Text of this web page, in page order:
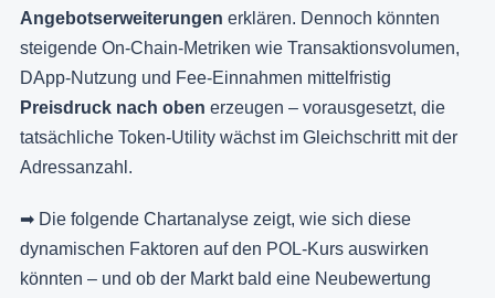
Angebotserweiterungen erklären. Dennoch könnten
steigende On-Chain-Metriken wie Transaktionsvolumen,
DApp-Nutzung und Fee-Einnahmen mittelfristig
Preisdruck nach oben erzeugen – vorausgesetzt, die
tatsächliche Token-Utility wächst im Gleichschritt mit der
Adressanzahl.
➡ Die folgende Chartanalyse zeigt, wie sich diese
dynamischen Faktoren auf den POL-Kurs auswirken
könnten – und ob der Markt bald eine Neubewertung